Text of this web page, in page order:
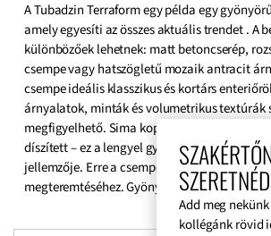
A Tubadzin Terraform egy példa egy
amely egyesíti az összes aktuális trendet . A
különbözőek lehetnek: matt betoncserép,
csempe vagy hatszögletű mozaik antracit
csempe ideális klasszikus és kortárs
árnyalatok, minták és volumetrikus textúrák
megfigyelhető. Sima kopott vagy szigorú
díszített – ez a lengyel gyártó új
jellemzője. Erre a csempére van szüksége
megteremtéséhez. Gyönyörű és könnyen
Add meg
kollégánk rövid